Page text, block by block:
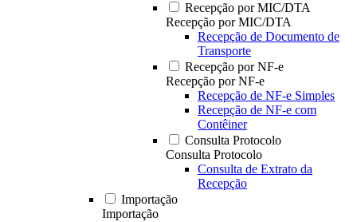
Recepção por MIC/DTA
Recepção por MIC/DTA
Recepção de Documento de
Transporte
Recepção por NF-e
Recepção por NF-e
Recepção de NF-e Simples
Recepção de NF-e com
Contêiner
Consulta Protocolo
Consulta Protocolo
Consulta de Extrato da
Recepção
Importação
Importação